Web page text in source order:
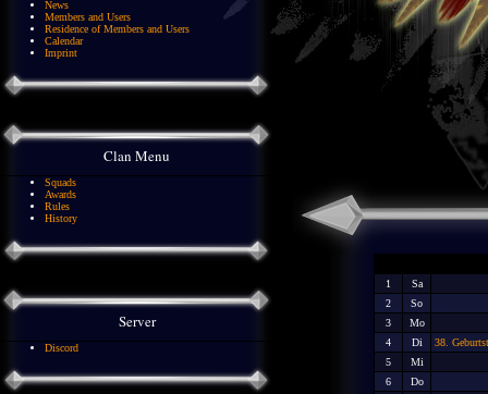
News
Members and Users
Residence of Members and Users
Calendar
Imprint
Clan Menu
Squads
Awards
Rules
History
Server
Discord
1
Sa
2
So
3
Mo
4
Di
38.
5
Mi
6
Do